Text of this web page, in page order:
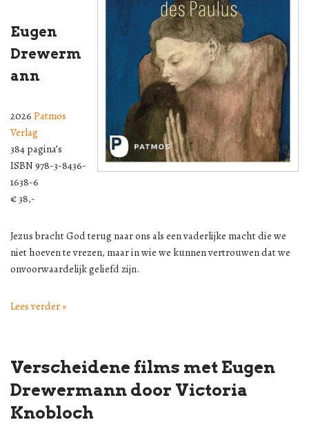
Eugen
Drewerm
ann
2026 Patmos
Verlag
384 pagina’s
ISBN 978-3-8436-
1638-6
€ 38,-
Jezus bracht God terug naar ons als een vaderlijke macht die we
niet hoeven te vrezen, maar in wie we kunnen vertrouwen dat we
onvoorwaardelijk geliefd zijn.
Lees verder »
Verscheidene films met Eugen
Drewermann door Victoria
Knobloch